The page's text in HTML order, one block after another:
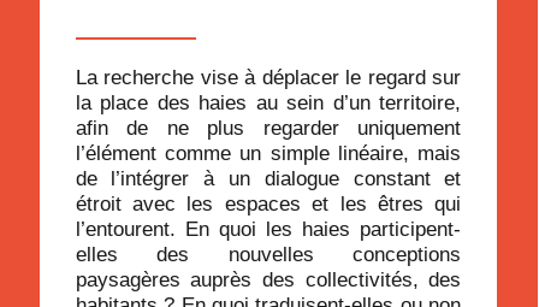
La recherche vise à déplacer le regard sur
la place des haies au sein d’un territoire,
afin de ne plus regarder uniquement
l’élément comme un simple linéaire, mais
de l’intégrer à un dialogue constant et
étroit avec les espaces et les êtres qui
l’entourent. En quoi les haies participent-
elles des nouvelles conceptions
paysagères auprès des collectivités, des